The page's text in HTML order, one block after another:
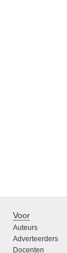
Voor
Auteurs
Adverteerders
Docenten